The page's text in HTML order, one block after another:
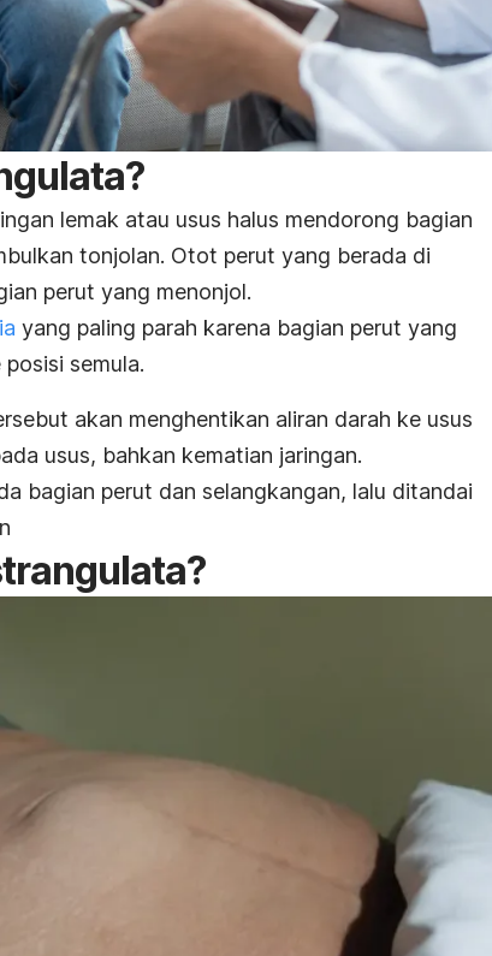
lemak atau usus halus mendorong bagian
tonjolan. Otot perut yang berada di
perut yang menonjol.
yang paling parah karena bagian perut yang
semula.
akan menghentikan aliran darah ke usus
usus, bahkan kematian jaringan.
bagian perut dan selangkangan, lalu ditandai